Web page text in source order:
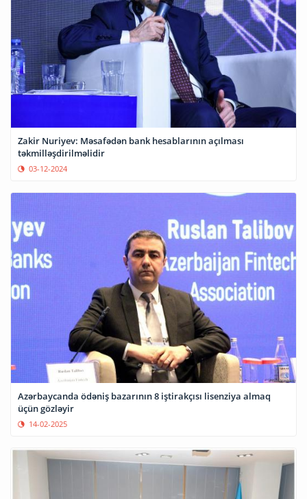
Zakir Nuriyev: Məsafədən bank hesablarının açılması
təkmilləşdirilməlidir
03-12-2024
Azərbaycanda ödəniş bazarının 8 iştirakçısı lisenziya almaq
üçün gözləyir
14-02-2025